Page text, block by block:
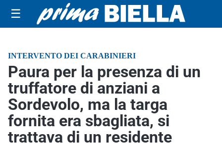
☰
INTERVENTO DEI CARABINIERI
Paura per la presenza di un
truffatore di anziani a
Sordevolo, ma la targa
fornita era sbagliata, si
trattava di un residente